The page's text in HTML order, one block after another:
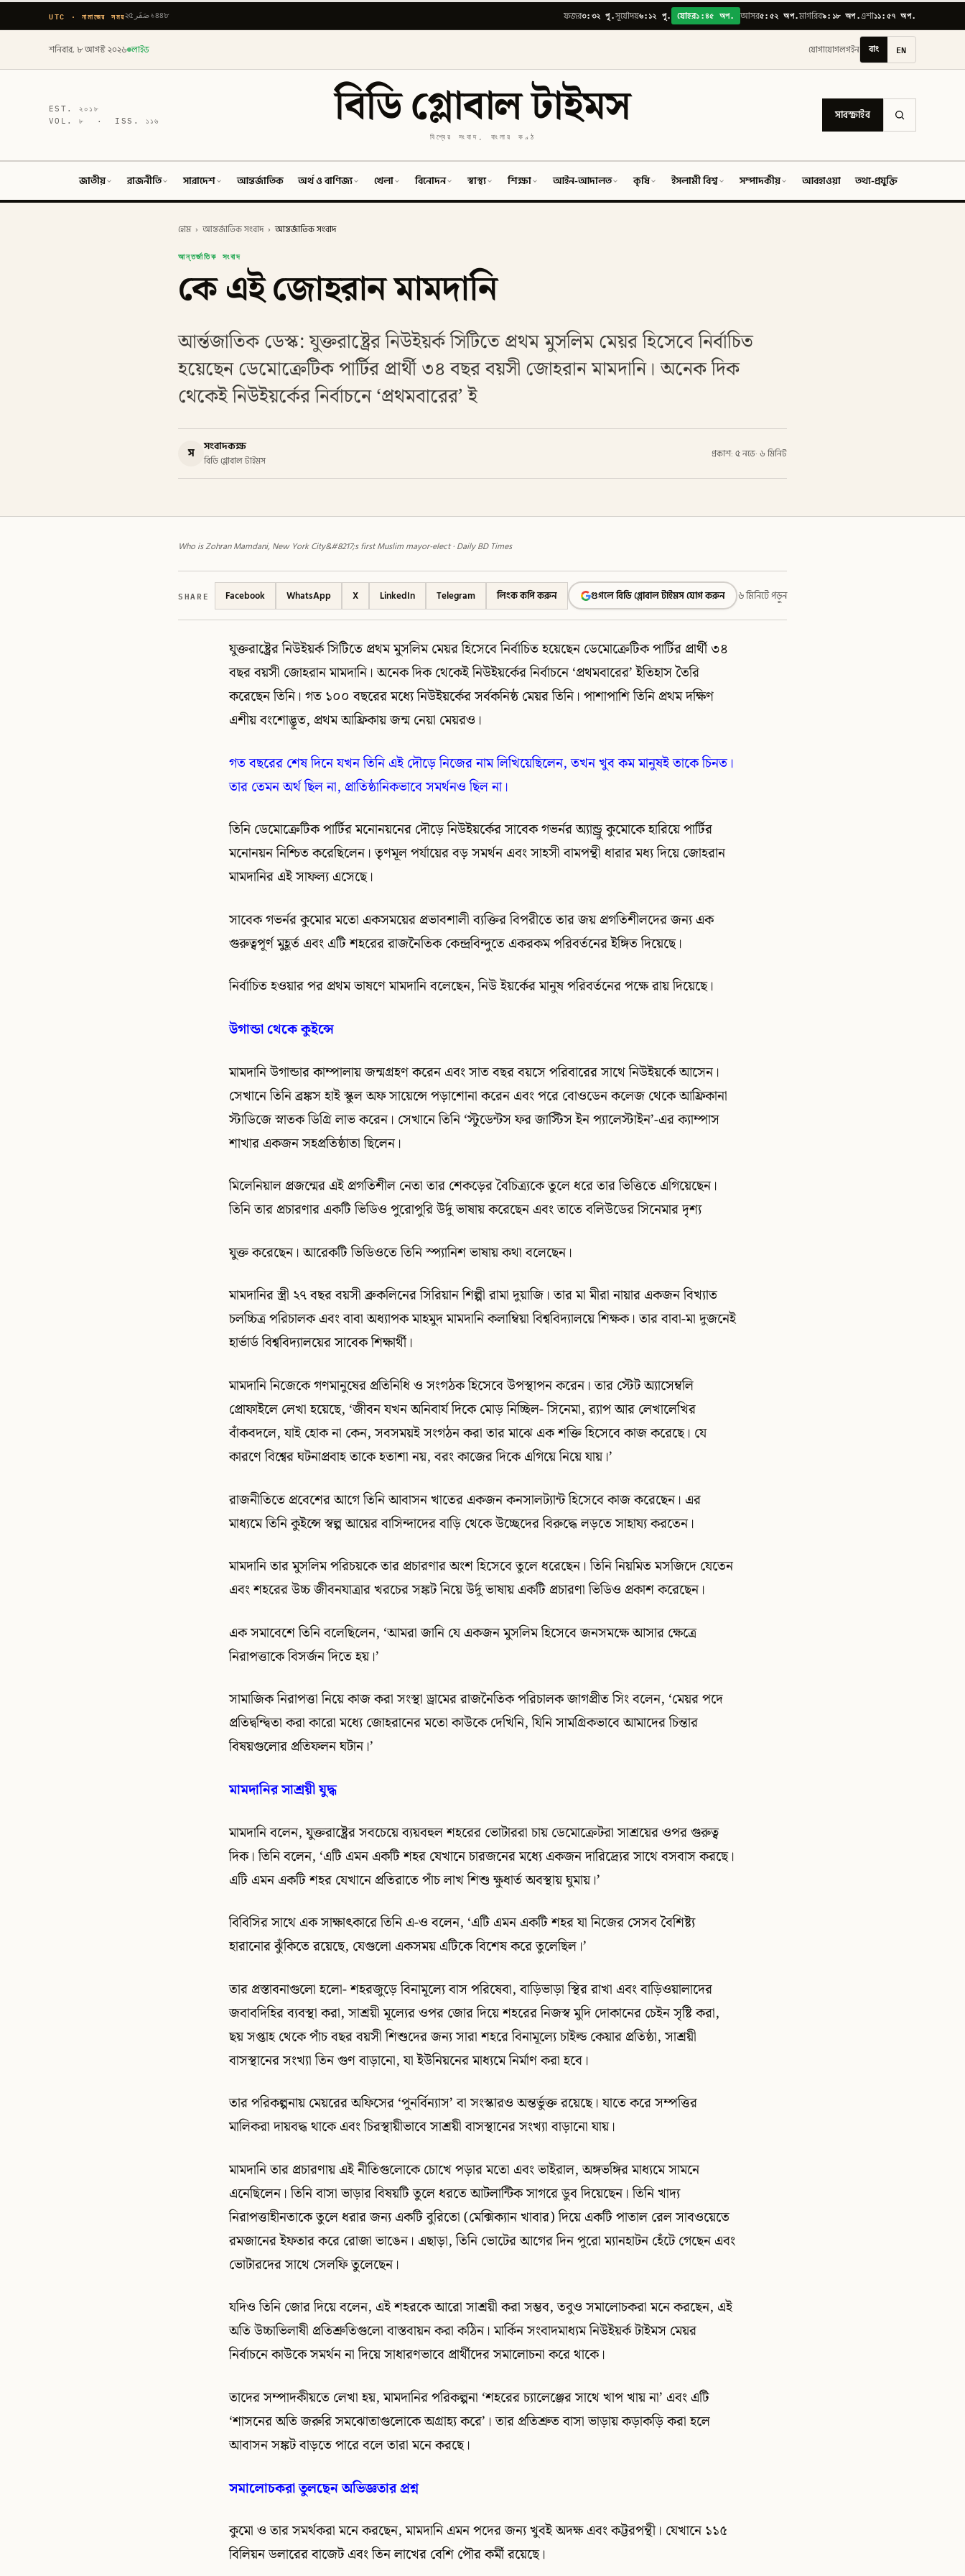
UTC · নামাজের সময় ২৫ صَفَر ১৪৪৮ ফজর৩:৩২ পূ.সূর্যোদয়৬:১২ পূ. যোহর১:৪৫ অপ. আসর৫:৫২ অপ.মাগরিব৯:১৮ অপ.এশা১১:৫৭ অপ.
শনিবার, ৮ আগস্ট ২০২৬ লাইভ যোগাযোগলগইন বাং EN
EST.২০১৮
VOL.৮ · ISS. ১১৬ বিডি গ্লোবাল টাইমস
বিশ্বের সংবাদ, বাংলার কণ্ঠ
সাবস্ক্রাইব
জাতীয় রাজনীতি সারাদেশ আন্তর্জাতিক অর্থ ও বাণিজ্য খেলা বিনোদন স্বাস্থ্য শিক্ষা আইন-আদালত কৃষি ইসলামী বিশ্ব সম্পাদকীয় আবহাওয়া তথ্য-প্রযুক্তি
হোম › আন্তর্জাতিক সংবাদ › আন্তর্জাতিক সংবাদ
আন্তর্জাতিক সংবাদ
কে এই জোহরান মামদানি
আর্ন্তজাতিক ডেস্ক: যুক্তরাষ্ট্রের নিউইয়র্ক সিটিতে প্রথম মুসলিম মেয়র হিসেবে নির্বাচিত
হয়েছেন ডেমোক্রেটিক পার্টির প্রার্থী ৩৪ বছর বয়সী জোহরান মামদানি। অনেক দিক
থেকেই নিউইয়র্কের নির্বাচনে ‘প্রথমবারের’ ই
স সংবাদকক্ষ
বিডি গ্লোবাল টাইমস
প্রকাশ: ৫ নভে· ৬ মিনিট
Who is Zohran Mamdani, New York City&#8217;s first Muslim mayor-elect · Daily BD Times
SHARE Facebook WhatsApp X LinkedIn Telegram লিংক কপি করুন গুগলে বিডি গ্লোবাল টাইমস যোগ করুন ৬ মিনিটে পড়ুন
যুক্তরাষ্ট্রের নিউইয়র্ক সিটিতে প্রথম মুসলিম মেয়র হিসেবে নির্বাচিত হয়েছেন ডেমোক্রেটিক পার্টির প্রার্থী ৩৪
বছর বয়সী জোহরান মামদানি। অনেক দিক থেকেই নিউইয়র্কের নির্বাচনে ‘প্রথমবারের’ ইতিহাস তৈরি
করেছেন তিনি। গত ১০০ বছরের মধ্যে নিউইয়র্কের সর্বকনিষ্ঠ মেয়র তিনি। পাশাপাশি তিনি প্রথম দক্ষিণ
এশীয় বংশোদ্ভূত, প্রথম আফ্রিকায় জন্ম নেয়া মেয়রও।
গত বছরের শেষ দিনে যখন তিনি এই দৌড়ে নিজের নাম লিখিয়েছিলেন, তখন খুব কম মানুষই তাকে চিনত।
তার তেমন অর্থ ছিল না, প্রাতিষ্ঠানিকভাবে সমর্থনও ছিল না।
তিনি ডেমোক্রেটিক পার্টির মনোনয়নের দৌড়ে নিউইয়র্কের সাবেক গভর্নর অ্যান্ড্রু কুমোকে হারিয়ে পার্টির
মনোনয়ন নিশ্চিত করেছিলেন। তৃণমূল পর্যায়ের বড় সমর্থন এবং সাহসী বামপন্থী ধারার মধ্য দিয়ে জোহরান
মামদানির এই সাফল্য এসেছে।
সাবেক গভর্নর কুমোর মতো একসময়ের প্রভাবশালী ব্যক্তির বিপরীতে তার জয় প্রগতিশীলদের জন্য এক
গুরুত্বপূর্ণ মুহূর্ত এবং এটি শহরের রাজনৈতিক কেন্দ্রবিন্দুতে একরকম পরিবর্তনের ইঙ্গিত দিয়েছে।
নির্বাচিত হওয়ার পর প্রথম ভাষণে মামদানি বলেছেন, নিউ ইয়র্কের মানুষ পরিবর্তনের পক্ষে রায় দিয়েছে।
উগান্ডা থেকে কুইন্সে
মামদানি উগান্ডার কাম্পালায় জন্মগ্রহণ করেন এবং সাত বছর বয়সে পরিবারের সাথে নিউইয়র্কে আসেন।
সেখানে তিনি ব্রঙ্কস হাই স্কুল অফ সায়েন্সে পড়াশোনা করেন এবং পরে বোওডেন কলেজ থেকে আফ্রিকানা
স্টাডিজে স্নাতক ডিগ্রি লাভ করেন। সেখানে তিনি ‘স্টুডেন্টস ফর জাস্টিস ইন প্যালেস্টাইন’-এর ক্যাম্পাস
শাখার একজন সহপ্রতিষ্ঠাতা ছিলেন।
মিলেনিয়াল প্রজন্মের এই প্রগতিশীল নেতা তার শেকড়ের বৈচিত্র্যকে তুলে ধরে তার ভিত্তিতে এগিয়েছেন।
তিনি তার প্রচারণার একটি ভিডিও পুরোপুরি উর্দু ভাষায় করেছেন এবং তাতে বলিউডের সিনেমার দৃশ্য
যুক্ত করেছেন। আরেকটি ভিডিওতে তিনি স্প্যানিশ ভাষায় কথা বলেছেন।
মামদানির স্ত্রী ২৭ বছর বয়সী ব্রুকলিনের সিরিয়ান শিল্পী রামা দুয়াজি। তার মা মীরা নায়ার একজন বিখ্যাত
চলচ্চিত্র পরিচালক এবং বাবা অধ্যাপক মাহমুদ মামদানি কলাম্বিয়া বিশ্ববিদ্যালয়ে শিক্ষক। তার বাবা-মা দুজনেই
হার্ভার্ড বিশ্ববিদ্যালয়ের সাবেক শিক্ষার্থী।
মামদানি নিজেকে গণমানুষের প্রতিনিধি ও সংগঠক হিসেবে উপস্থাপন করেন। তার স্টেট অ্যাসেম্বলি
প্রোফাইলে লেখা হয়েছে, ‘জীবন যখন অনিবার্য দিকে মোড় নিচ্ছিল- সিনেমা, র‍্যাপ আর লেখালেখির
বাঁকবদলে, যাই হোক না কেন, সবসময়ই সংগঠন করা তার মাঝে এক শক্তি হিসেবে কাজ করেছে। যে
কারণে বিশ্বের ঘটনাপ্রবাহ তাকে হতাশা নয়, বরং কাজের দিকে এগিয়ে নিয়ে যায়।’
রাজনীতিতে প্রবেশের আগে তিনি আবাসন খাতের একজন কনসালট্যান্ট হিসেবে কাজ করেছেন। এর
মাধ্যমে তিনি কুইন্সে স্বল্প আয়ের বাসিন্দাদের বাড়ি থেকে উচ্ছেদের বিরুদ্ধে লড়তে সাহায্য করতেন।
মামদানি তার মুসলিম পরিচয়কে তার প্রচারণার অংশ হিসেবে তুলে ধরেছেন। তিনি নিয়মিত মসজিদে যেতেন
এবং শহরের উচ্চ জীবনযাত্রার খরচের সঙ্কট নিয়ে উর্দু ভাষায় একটি প্রচারণা ভিডিও প্রকাশ করেছেন।
এক সমাবেশে তিনি বলেছিলেন, ‘আমরা জানি যে একজন মুসলিম হিসেবে জনসমক্ষে আসার ক্ষেত্রে
নিরাপত্তাকে বিসর্জন দিতে হয়।’
সামাজিক নিরাপত্তা নিয়ে কাজ করা সংস্থা ড্রামের রাজনৈতিক পরিচালক জাগপ্রীত সিং বলেন, ‘মেয়র পদে
প্রতিদ্বন্দ্বিতা করা কারো মধ্যে জোহরানের মতো কাউকে দেখিনি, যিনি সামগ্রিকভাবে আমাদের চিন্তার
বিষয়গুলোর প্রতিফলন ঘটান।’
মামদানির সাশ্রয়ী যুদ্ধ
মামদানি বলেন, যুক্তরাষ্ট্রের সবচেয়ে ব্যয়বহুল শহরের ভোটাররা চায় ডেমোক্রেটরা সাশ্রয়ের ওপর গুরুত্ব
দিক। তিনি বলেন, ‘এটি এমন একটি শহর যেখানে চারজনের মধ্যে একজন দারিদ্র্যের সাথে বসবাস করছে।
এটি এমন একটি শহর যেখানে প্রতিরাতে পাঁচ লাখ শিশু ক্ষুধার্ত অবস্থায় ঘুমায়।’
বিবিসির সাথে এক সাক্ষাৎকারে তিনি এ-ও বলেন, ‘এটি এমন একটি শহর যা নিজের সেসব বৈশিষ্ট্য
হারানোর ঝুঁকিতে রয়েছে, যেগুলো একসময় এটিকে বিশেষ করে তুলেছিল।’
তার প্রস্তাবনাগুলো হলো- শহরজুড়ে বিনামূল্যে বাস পরিষেবা, বাড়িভাড়া স্থির রাখা এবং বাড়িওয়ালাদের
জবাবদিহির ব্যবস্থা করা, সাশ্রয়ী মূল্যের ওপর জোর দিয়ে শহরের নিজস্ব মুদি দোকানের চেইন সৃষ্টি করা,
ছয় সপ্তাহ থেকে পাঁচ বছর বয়সী শিশুদের জন্য সারা শহরে বিনামূল্যে চাইল্ড কেয়ার প্রতিষ্ঠা, সাশ্রয়ী
বাসস্থানের সংখ্যা তিন গুণ বাড়ানো, যা ইউনিয়নের মাধ্যমে নির্মাণ করা হবে।
তার পরিকল্পনায় মেয়রের অফিসের ‘পুনর্বিন্যাস’ বা সংস্কারও অন্তর্ভুক্ত রয়েছে। যাতে করে সম্পত্তির
মালিকরা দায়বদ্ধ থাকে এবং চিরস্থায়ীভাবে সাশ্রয়ী বাসস্থানের সংখ্যা বাড়ানো যায়।
মামদানি তার প্রচারণায় এই নীতিগুলোকে চোখে পড়ার মতো এবং ভাইরাল, অঙ্গভঙ্গির মাধ্যমে সামনে
এনেছিলেন। তিনি বাসা ভাড়ার বিষয়টি তুলে ধরতে আটলান্টিক সাগরে ডুব দিয়েছেন। তিনি খাদ্য
নিরাপত্তাহীনতাকে তুলে ধরার জন্য একটি বুরিতো (মেক্সিক্যান খাবার) দিয়ে একটি পাতাল রেল সাবওয়েতে
রমজানের ইফতার করে রোজা ভাঙেন। এছাড়া, তিনি ভোটের আগের দিন পুরো ম্যানহাটন হেঁটে গেছেন এবং
ভোটারদের সাথে সেলফি তুলেছেন।
যদিও তিনি জোর দিয়ে বলেন, এই শহরকে আরো সাশ্রয়ী করা সম্ভব, তবুও সমালোচকরা মনে করছেন, এই
অতি উচ্চাভিলাষী প্রতিশ্রুতিগুলো বাস্তবায়ন করা কঠিন। মার্কিন সংবাদমাধ্যম নিউইয়র্ক টাইমস মেয়র
নির্বাচনে কাউকে সমর্থন না দিয়ে সাধারণভাবে প্রার্থীদের সমালোচনা করে থাকে।
তাদের সম্পাদকীয়তে লেখা হয়, মামদানির পরিকল্পনা ‘শহরের চ্যালেঞ্জের সাথে খাপ খায় না’ এবং এটি
‘শাসনের অতি জরুরি সমঝোতাগুলোকে অগ্রাহ্য করে’। তার প্রতিশ্রুত বাসা ভাড়ায় কড়াকড়ি করা হলে
আবাসন সঙ্কট বাড়তে পারে বলে তারা মনে করছে।
সমালোচকরা তুলছেন অভিজ্ঞতার প্রশ্ন
কুমো ও তার সমর্থকরা মনে করছেন, মামদানি এমন পদের জন্য খুবই অদক্ষ এবং কট্টরপন্থী। যেখানে ১১৫
বিলিয়ন ডলারের বাজেট এবং তিন লাখের বেশি পৌর কর্মী রয়েছে।